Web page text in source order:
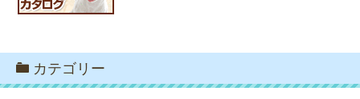
カテゴリー